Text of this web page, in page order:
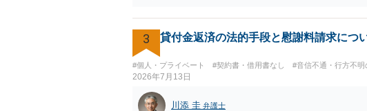
やり取りでしか証拠がないと、実際の本人性が明らか
所は明らかにしないでしょう。 何か本人を示す事実（
で。
3 貸付金返済の法的手段と慰謝料請求につ
#個人・プライベート #契約書・借用書なし #音信不通・行方不明
2026年7月13日
川添 圭 弁護士